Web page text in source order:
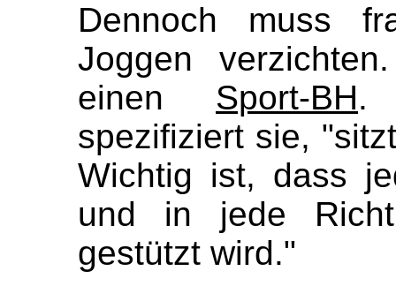
Dennoch muss
Joggen
einen Sport-BH.
spezifiziert sie,
Wichtig ist, dass
und in jede
gestützt wird."